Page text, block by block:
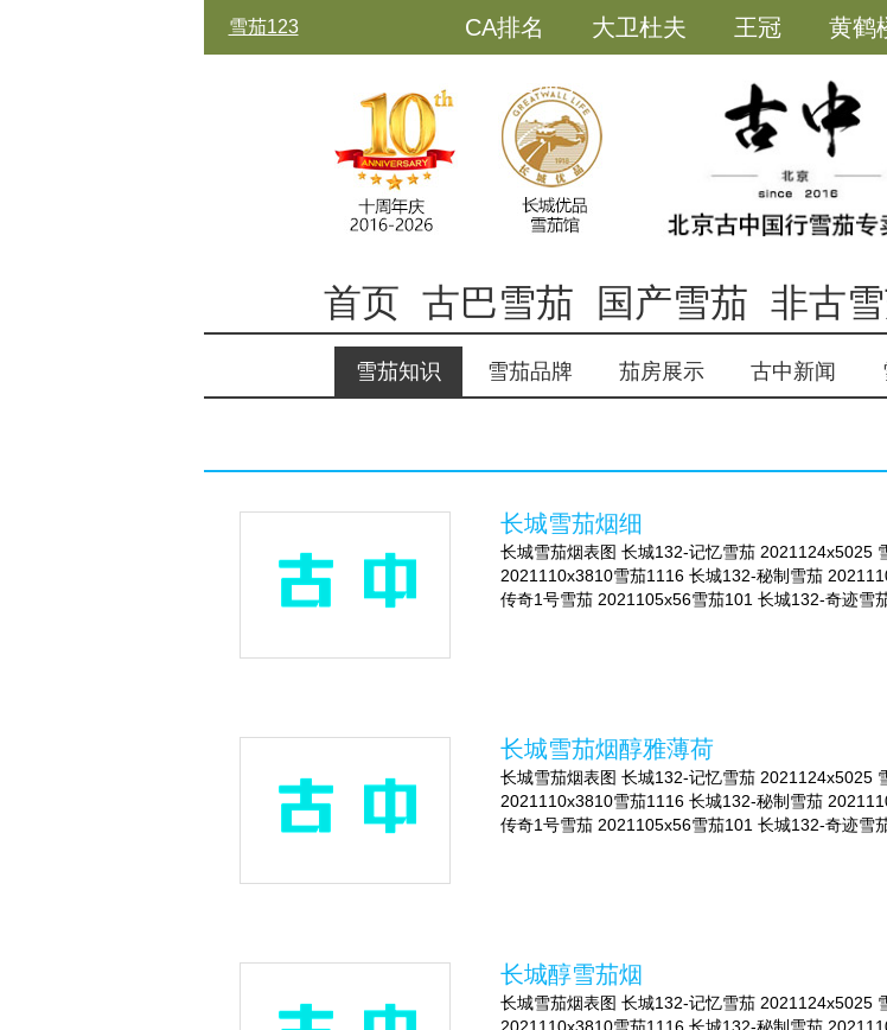
雪茄123 CA排名 大卫杜夫 王冠 黄鹤
古中雪茄小助手
首页 古巴雪茄 国产雪茄 非古
雪茄知识 雪茄品牌 茄房展示 古中新闻
长城雪茄烟细
长城雪茄烟表图 长城132-记忆雪茄 2021124x5025
2021110x3810雪茄1116 长城132-秘制雪茄
传奇1号雪茄 2021105x56雪茄101 长城132-奇迹雪
长城雪茄烟醇雅薄荷
长城雪茄烟表图 长城132-记忆雪茄 2021124x5025
2021110x3810雪茄1116 长城132-秘制雪茄
传奇1号雪茄 2021105x56雪茄101 长城132-奇迹雪
长城醇雪茄烟
长城雪茄烟表图 长城132-记忆雪茄 2021124x5025